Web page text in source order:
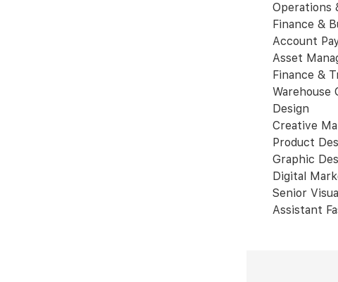
Operations
Finance &
Account
Asset
Finance &
Warehouse
Design
Creative
Product
Graphic
Digital
Senior
Assistant